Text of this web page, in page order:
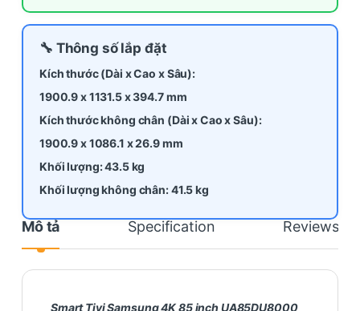
🔧 Thông số lắp đặt
Kích thước (Dài x Cao x Sâu):
1900.9 x 1131.5 x 394.7 mm
Kích thước không chân (Dài x Cao x Sâu):
1900.9 x 1086.1 x 26.9 mm
Khối lượng: 43.5 kg
Khối lượng không chân: 41.5 kg
Mô tả Specification Reviews
Smart Tivi Samsung 4K 85 inch UA85DU8000